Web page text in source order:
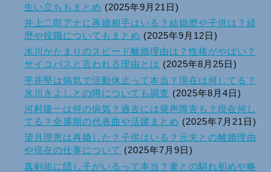
生い立ちもまとめ (2025年9月21日)
井上二郎アナに再婚相手はいる？結婚歴や子供は？経
歴や役職についてもまとめ (2025年9月12日)
水川かたまりのスピード離婚理由は？性格がやばい？
サイコパスと言われる理由とは (2025年8月25日)
平井堅は病気で活動休止って本当？現在は何してる？
氷川きよしとの噂についても調査 (2025年8月4日)
河村隆一は何の病気？過去には発声障害も？現在何し
てる？全盛期の代表曲や活躍まとめ (2025年7月21日)
望月理恵は再婚した？子供はいる？元夫との離婚理由
や現在の仕事について (2025年7月9日)
真剣佑に隠し子がいるって本当？妻との馴れ初めや略